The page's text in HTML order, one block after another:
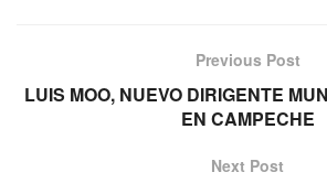
Previous Post
LUIS MOO, NUEVO DIRIGENTE
EN CAMPECHE
Next Post